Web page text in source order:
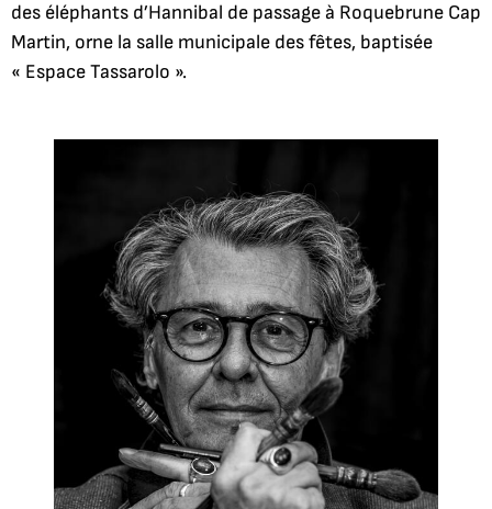
des éléphants d’Hannibal de passage à Roquebrune Cap
Martin, orne la salle municipale des fêtes, baptisée
« Espace Tassarolo ».